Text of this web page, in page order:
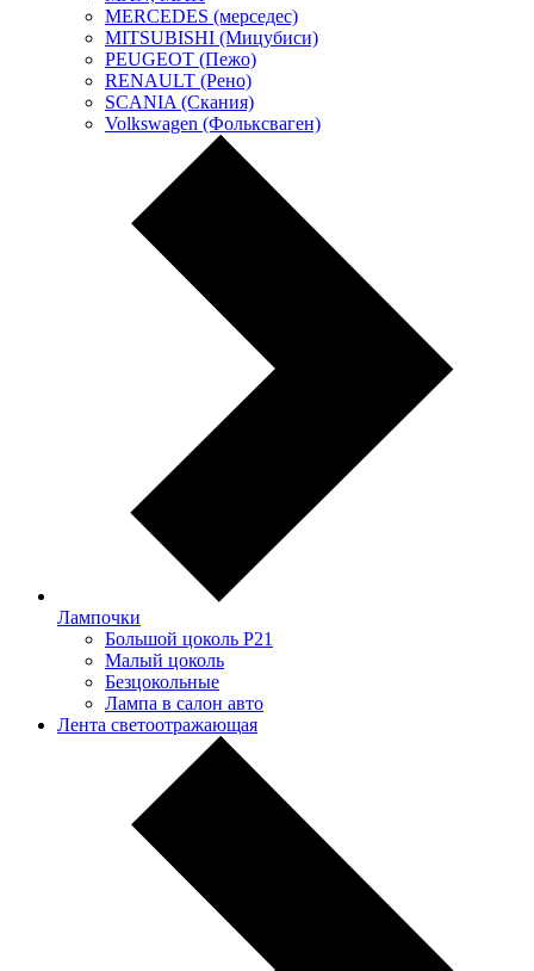
MERCEDES (мерседес)
MITSUBISHI (Мицубиси)
PEUGEOT (Пежо)
RENAULT (Рено)
SCANIA (Скания)
Volkswagen (Фольксваген)
Лампочки
Большой цоколь P21
Малый цоколь
Безцокольные
Лампа в салон авто
Лента светоотражающая